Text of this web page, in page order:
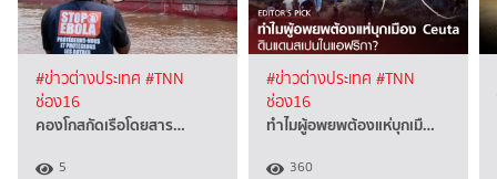
#ข่าวต่างประเทศ #TNN
ช่อง16
คองโกสกัดเรือโดยสาร…
5
#ข่าวต่างประเทศ #TNN
ช่อง16
ทำไมผู้อพยพต้องแห่บุกเมื…
360